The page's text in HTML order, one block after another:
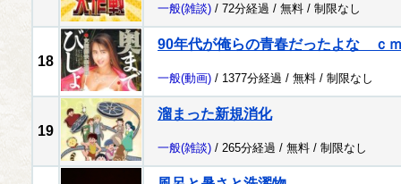
一般(雑談) / 72分経過 / 無料 / 制限なし
18
90年代が俺らの青春だったよな ｃ
一般(動画) / 1377分経過 / 無料 / 制限なし
19
溜まった新規消化
一般(雑談) / 265分経過 / 無料 / 制限なし